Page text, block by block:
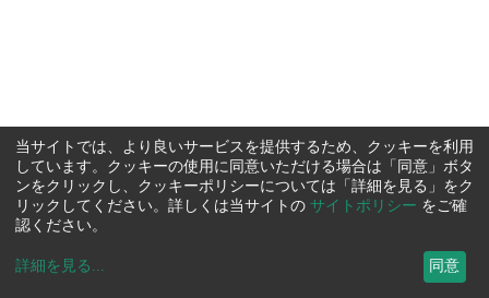
当サイトでは、より良いサービスを提供するため、クッキーを利用
しています。クッキーの使用に同意いただける場合は「同意」ボタ
ンをクリックし、クッキーポリシーについては「詳細を見る」をク
リックしてください。詳しくは当サイトの サイトポリシー をご確
認ください。
詳細を見る ... 同意